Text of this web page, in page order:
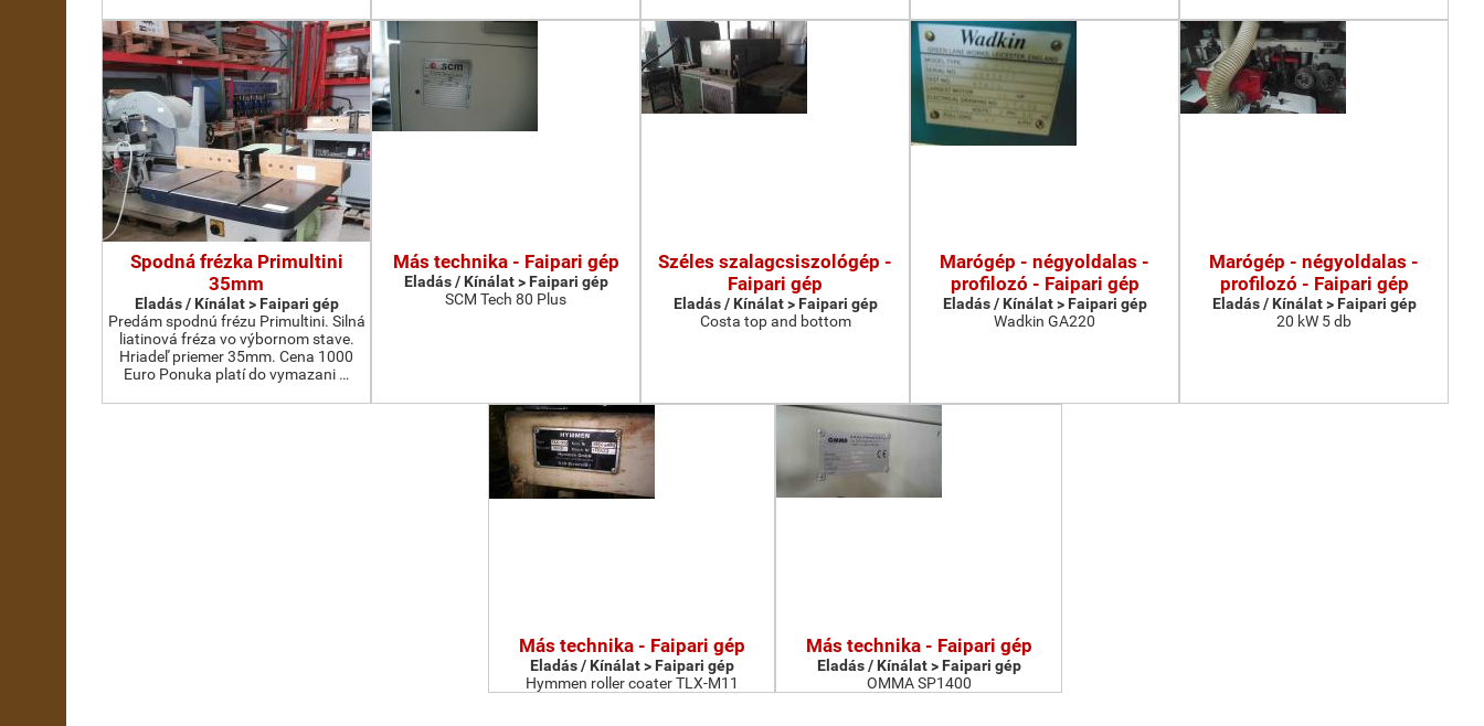
Spodná frézka Primultini
35mm
Eladás / Kínálat > Faipari gép
Predám spodnú frézu Primultini. Silná
liatinová fréza vo výbornom stave.
Hriadeľ priemer 35mm. Cena 1000
Euro Ponuka platí do vymazani …
Más technika - Faipari gép
Eladás / Kínálat > Faipari gép
SCM Tech 80 Plus
Széles szalagcsiszológép -
Faipari gép
Eladás / Kínálat > Faipari gép
Costa top and bottom
Marógép - négyoldalas -
profilozó - Faipari gép
Eladás / Kínálat > Faipari gép
Wadkin GA220
Marógép - négyoldalas -
profilozó - Faipari gép
Eladás / Kínálat > Faipari gép
20 kW 5 db
Más technika - Faipari gép
Eladás / Kínálat > Faipari gép
Hymmen roller coater TLX-M11
Más technika - Faipari gép
Eladás / Kínálat > Faipari gép
OMMA SP1400